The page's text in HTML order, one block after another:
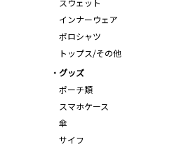
スウェット
インナーウェア
ポロシャツ
トップス/その他
グッズ
ポーチ類
スマホケース
傘
サイフ